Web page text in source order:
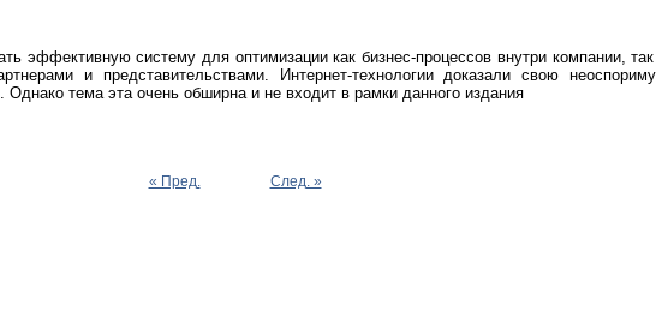
эффективную систему для оптимизации как бизнес-процессов внутри компании,
и представительствами. Интернет-технологии доказали свою
Однако тема эта очень обширна и не входит в рамки данного издания
« Пред.
След. »